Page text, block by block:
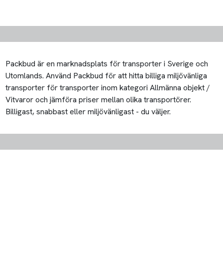
Packbud är en marknadsplats för transporter i Sverige och
Utomlands. Använd Packbud för att hitta billiga miljövänliga
transporter för transporter inom kategori Allmänna objekt /
Vitvaror och jämföra priser mellan olika transportörer.
Billigast, snabbast eller miljövänligast - du väljer.